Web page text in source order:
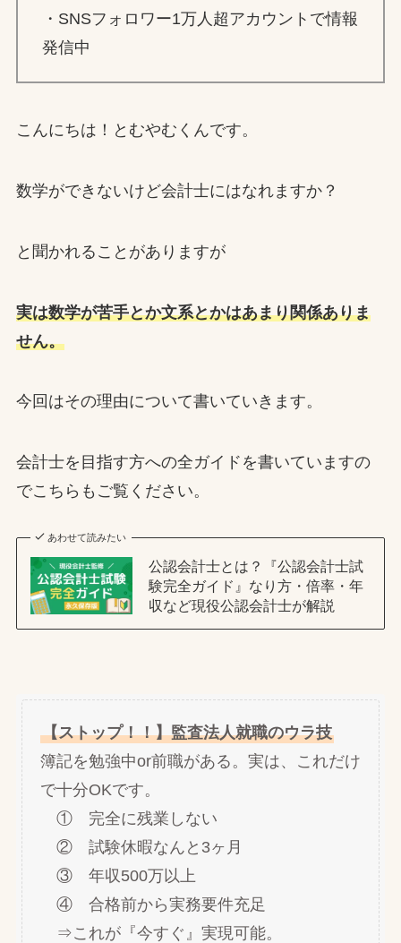
・SNSフォロワー1万人超アカウントで情報
発信中
こんにちは！とむやむくんです。
数学ができないけど会計士にはなれますか？
と聞かれることがありますが
実は数学が苦手とか文系とかはあまり関係ありま
せん。
今回はその理由について書いていきます。
会計士を目指す方への全ガイドを書いていますの
でこちらもご覧ください。
あわせて読みたい
公認会計士とは？『公認会計士試
験完全ガイド』なり方・倍率・年
収など現役公認会計士が解説
【ストップ！！】監査法人就職のウラ技
簿記を勉強中or前職がある。実は、これだけ
で十分OKです。
① 完全に残業しない
② 試験休暇なんと3ヶ月
③ 年収500万以上
④ 合格前から実務要件充足
⇒これが『今すぐ』実現可能。